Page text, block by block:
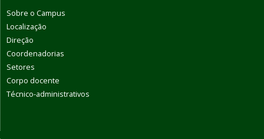
Sobre o Campus
Localização
Direção
Coordenadorias
Setores
Corpo docente
Técnico-administrativos